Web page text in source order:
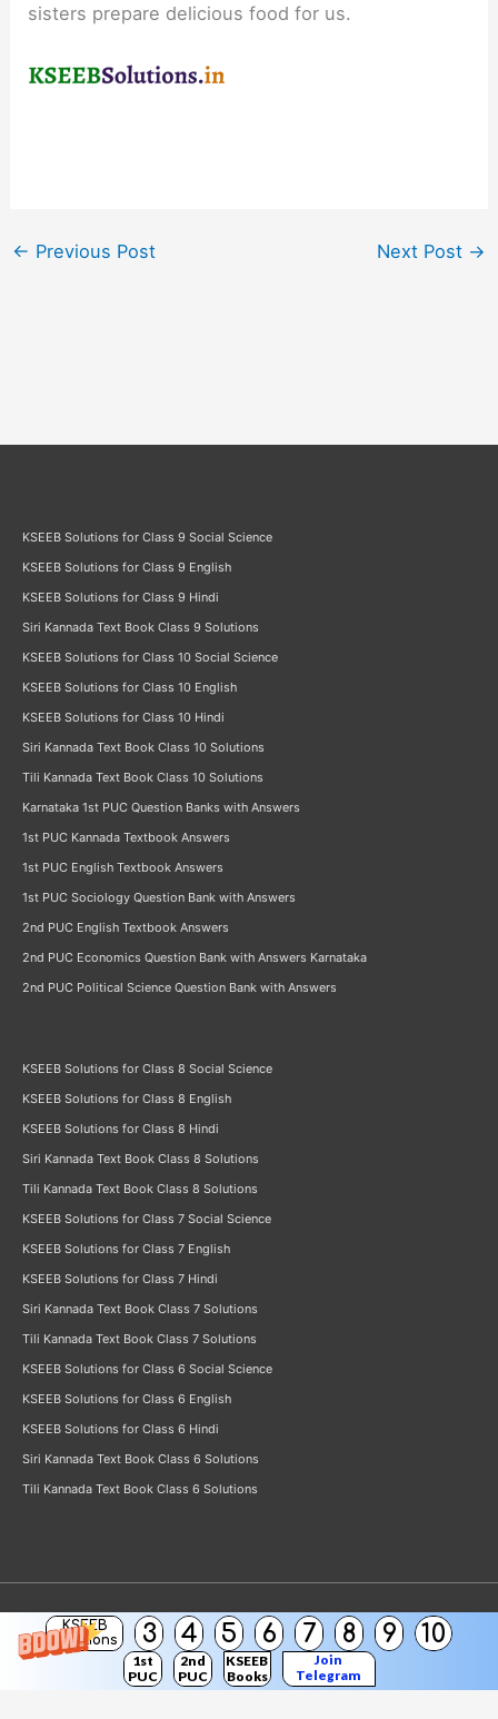
KSEEB
Solutions
3 4 5 6 7 8 9 10
1st
PUC
2nd
PUC
KSEEB
Books
Join
Telegram
Channel
sisters prepare delicious food for us.
← Previous Post Next Post →
KSEEB Solutions for Class 9 Social Science
KSEEB Solutions for Class 9 English
KSEEB Solutions for Class 9 Hindi
Siri Kannada Text Book Class 9 Solutions
KSEEB Solutions for Class 10 Social Science
KSEEB Solutions for Class 10 English
KSEEB Solutions for Class 10 Hindi
Siri Kannada Text Book Class 10 Solutions
Tili Kannada Text Book Class 10 Solutions
Karnataka 1st PUC Question Banks with Answers
1st PUC Kannada Textbook Answers
1st PUC English Textbook Answers
1st PUC Sociology Question Bank with Answers
2nd PUC English Textbook Answers
2nd PUC Economics Question Bank with Answers Karnataka
2nd PUC Political Science Question Bank with Answers
KSEEB Solutions for Class 8 Social Science
KSEEB Solutions for Class 8 English
KSEEB Solutions for Class 8 Hindi
Siri Kannada Text Book Class 8 Solutions
Tili Kannada Text Book Class 8 Solutions
KSEEB Solutions for Class 7 Social Science
KSEEB Solutions for Class 7 English
KSEEB Solutions for Class 7 Hindi
Siri Kannada Text Book Class 7 Solutions
Tili Kannada Text Book Class 7 Solutions
KSEEB Solutions for Class 6 Social Science
KSEEB Solutions for Class 6 English
KSEEB Solutions for Class 6 Hindi
Siri Kannada Text Book Class 6 Solutions
Tili Kannada Text Book Class 6 Solutions
Copyright © 2026 KSEEB Solutions